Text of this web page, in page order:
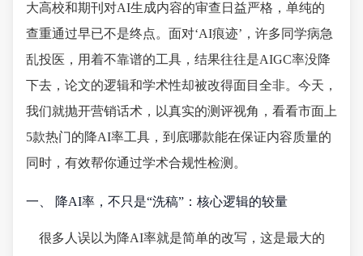
大高校和期刊对AI生成内容的审查日益严格，单纯的
查重通过早已不是终点。面对‘AI痕迹’，许多同学病急
乱投医，用着不靠谱的工具，结果往往是AIGC率没降
下去，论文的逻辑和学术性却被改得面目全非。今天，
我们就抛开营销话术，以真实的测评视角，看看市面上
5款热门的降AI率工具，到底哪款能在保证内容质量的
同时，有效帮你通过学术合规性检测。
一、 降AI率，不只是“洗稿”：核心逻辑的较量
很多人误以为降AI率就是简单的改写，这是最大的